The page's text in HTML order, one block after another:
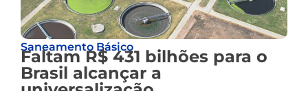
Saneamento Básico
Faltam R$ 431 bilhões para o
Brasil alcançar a